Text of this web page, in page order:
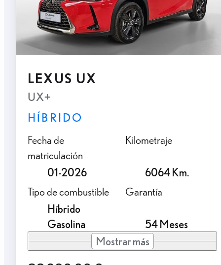
LEXUS UX
UX+
HÍBRIDO
Fecha de
matriculación
01-2026
Kilometraje
6064 Km.
Tipo de combustible
Híbrido
Gasolina
Garantía
54 Meses
Mostrar más